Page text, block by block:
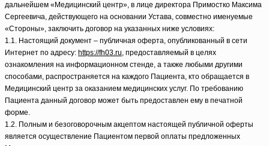
дальнейшем «Медицинский центр», в лице директора Примостко Максима
Сергеевича, действующего на основании Устава, совместно именуемые
«Стороны», заключить договор на указанных ниже условиях:
1.1. Настоящий документ – публичная оферта, опубликованный в сети
Интернет по адресу: https://fh03.ru, предоставляемый в целях
ознакомления на информационном стенде, а также любыми другими
способами, распространяется на каждого Пациента, кто обращается в
Медицинский центр за оказанием медицинских услуг. По требованию
Пациента данный договор может быть предоставлен ему в печатной
форме.
1.2. Полным и безоговорочным акцептом настоящей публичной оферты
является осуществление Пациентом первой оплаты предложенных